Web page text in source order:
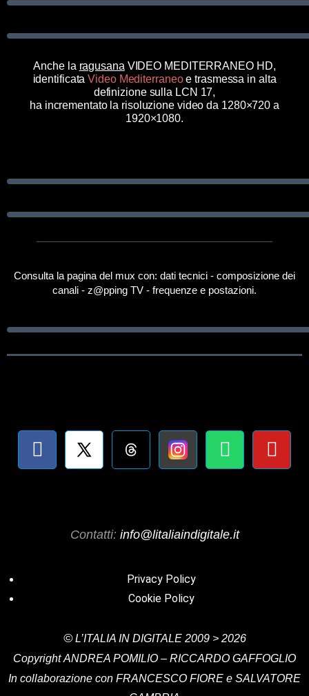
Anche la ragusana VIDEO MEDITERRANEO HD,
identificataVideo Mediterraneoe trasmessa in alta
definizione sulla LCN 17,
ha incrementato la risoluzione video da 1280×720 a
1920×1080.
Consulta la pagina del mux con: dati tecnici - composizione dei
canali - z@pping TV - frequenze e postazioni.
Contatti: info@litaliaindigitale.it
Privacy Policy
Cookie Policy
© L’ITALIA IN DIGITALE2009 > 2026
CopyrightANDREA POMILIO – RICCARDO GAFFOGLIO
In collaborazione con FRANCESCO FIORE e SALVATORE